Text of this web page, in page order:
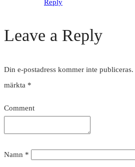
Reply
Leave a Reply
Din e-postadress kommer inte publiceras.
märkta *
Comment
Namn *